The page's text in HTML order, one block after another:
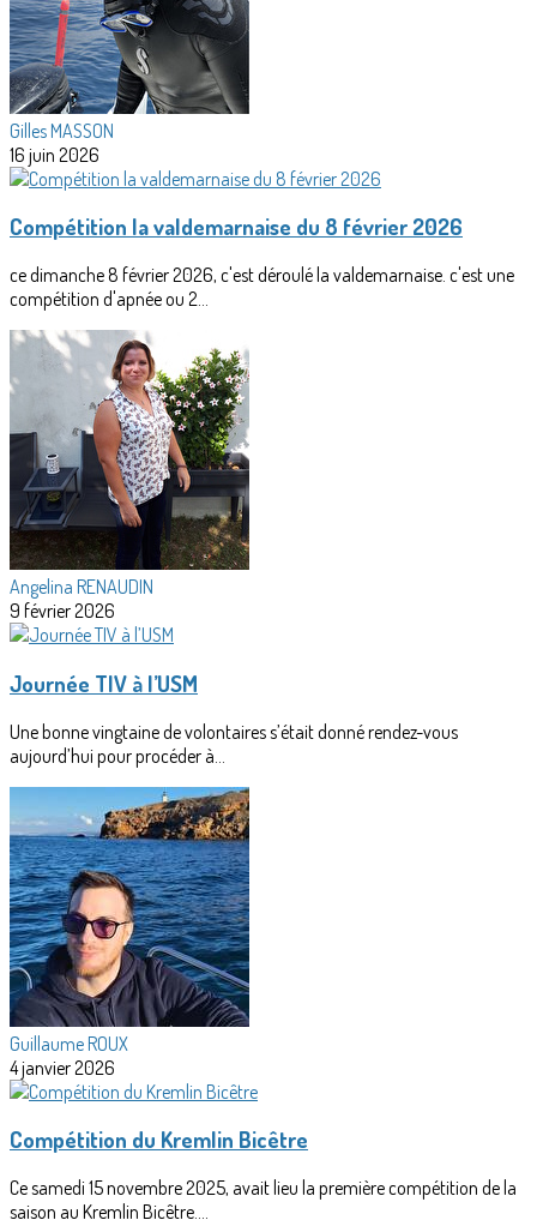
Gilles MASSON
16 juin 2026
Compétition la valdemarnaise du 8 février 2026
ce dimanche 8 février 2026, c'est déroulé la valdemarnaise. c'est une
compétition d'apnée ou 2...
Angelina RENAUDIN
9 février 2026
Journée TIV à l’USM
Une bonne vingtaine de volontaires s’était donné rendez-vous
aujourd’hui pour procéder à...
Guillaume ROUX
4 janvier 2026
Compétition du Kremlin Bicêtre
Ce samedi 15 novembre 2025, avait lieu la première compétition de la
saison au Kremlin Bicêtre....